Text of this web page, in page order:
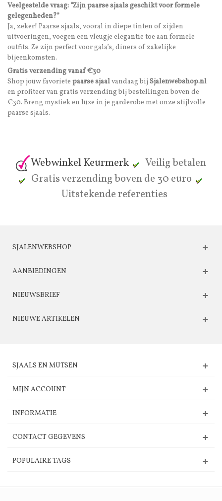
Veelgestelde vraag: “Zijn paarse sjaals geschikt voor formele
gelegenheden?”
Ja, zeker! Paarse sjaals, vooral in diepe tinten of zijden
uitvoeringen, voegen een vleugje elegantie toe aan formele
outfits. Ze zijn perfect voor gala’s, diners of zakelijke
bijeenkomsten.
Gratis verzending vanaf €30
Shop jouw favoriete paarse sjaalvandaag bij Sjalenwebshop.nl
en profiteer van gratis verzending bij bestellingen boven de
€30. Breng mystiek en luxe in je garderobe met onze stijlvolle
paarse sjaals.
Webwinkel Keurmerk
Veilig betalen
Gratis verzending boven de 30 euro
Uitstekende referenties
SJALENWEBSHOP
AANBIEDINGEN
NIEUWSBRIEF
NIEUWE ARTIKELEN
SJAALS EN MUTSEN
MIJN ACCOUNT
INFORMATIE
CONTACT GEGEVENS
POPULAIRE TAGS